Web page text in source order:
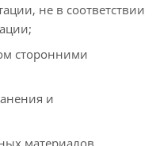
не в соответствии
сторонними
и
материалов